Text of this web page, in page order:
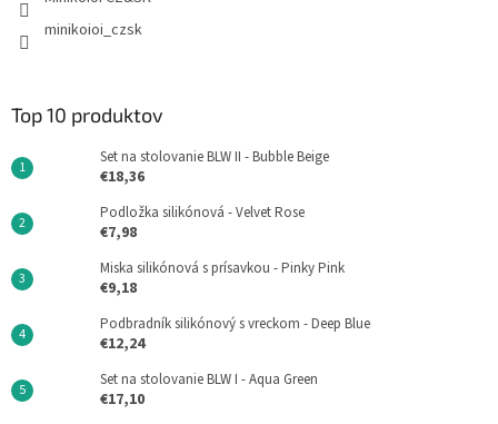
minikoioi_czsk
Top 10 produktov
Set na stolovanie BLW II - Bubble Beige
€18,36
Podložka silikónová - Velvet Rose
€7,98
Miska silikónová s prísavkou - Pinky Pink
€9,18
Podbradník silikónový s vreckom - Deep Blue
€12,24
Set na stolovanie BLW I - Aqua Green
€17,10